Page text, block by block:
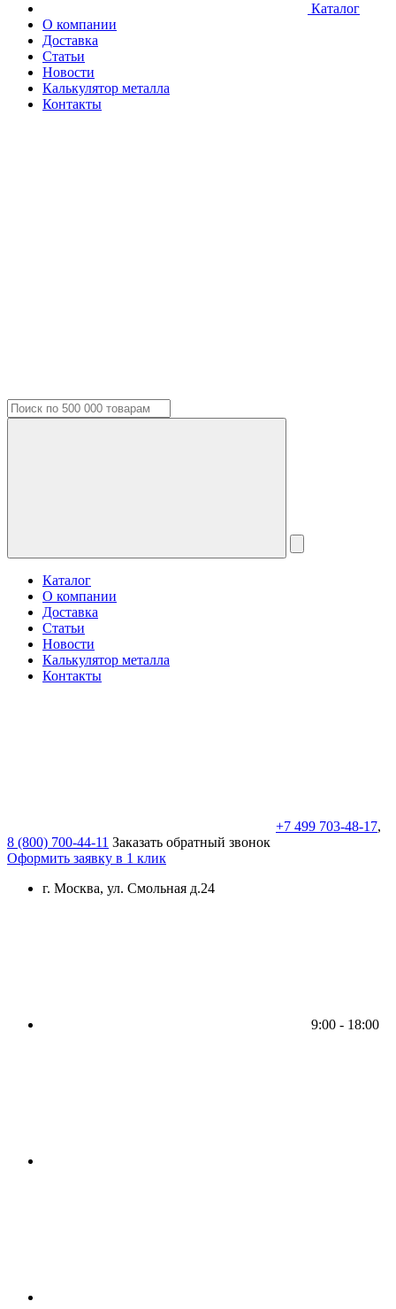
Каталог
О компании
Доставка
Статьи
Новости
Калькулятор металла
Контакты
Каталог
О компании
Доставка
Статьи
Новости
Калькулятор металла
Контакты
+7 499 703-48-17,
8 (800) 700-44-11 Заказать обратный звонок
Оформить заявку в 1 клик
г. Москва, ул. Смольная д.24
9:00 - 18:00